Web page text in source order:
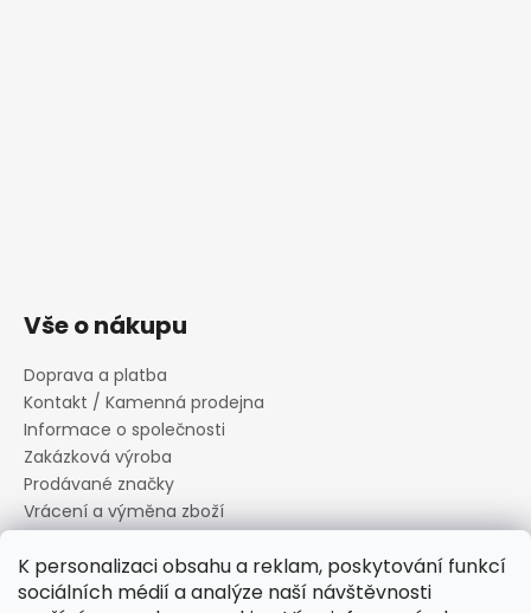
K personalizaci obsahu a reklam, poskytování funkcí
sociálních médií a analýze naší návštěvnosti
Vše o nákupu
Doprava a platba
Kontakt / Kamenná prodejna
Informace o společnosti
Zakázková výroba
Prodávané značky
Vrácení a výměna zboží
Informace o souborech cookies
Reklamační řád